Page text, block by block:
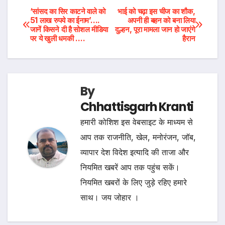
Post
navigation
भाई को चढ़ा इस चीज का शौक,
अपनी ही बहन को बना लिया
दुल्हन, पूरा मामला जान हो जाएंगे
हैरान
‘सांसद का सिर काटने वाले को
51 लाख रुपये का ईनाम’….
जानें किसने दी है सोशल मीडिया
पर ये खुली धमकी ….
By
Chhattisgarh Kranti
हमारी कोशिश इस वेबसाइट के माध्यम से
आप तक राजनीति, खेल, मनोरंजन, जॉब,
व्यापार देश विदेश इत्यादि की ताजा और
नियमित खबरें आप तक पहुंच सकें।
नियमित खबरों के लिए जुड़े रहिए हमारे
साथ। जय जोहार ।